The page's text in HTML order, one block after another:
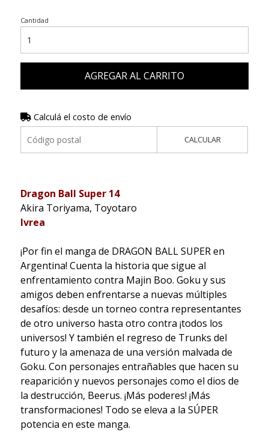
Cantidad
AGREGAR AL CARRITO
Calculá el costo de envío
CALCULAR
Dragon Ball Super 14
Akira Toriyama, Toyotaro
Ivrea
¡Por fin el manga de DRAGON BALL SUPER en
Argentina! Cuenta la historia que sigue al
enfrentamiento contra Majin Boo. Goku y sus
amigos deben enfrentarse a nuevas múltiples
desafíos: desde un torneo contra representantes
de otro universo hasta otro contra ¡todos los
universos! Y también el regreso de Trunks del
futuro y la amenaza de una versión malvada de
Goku. Con personajes entrañables que hacen su
reaparición y nuevos personajes como el dios de
la destrucción, Beerus. ¡Más poderes! ¡Más
transformaciones! Todo se eleva a la SÚPER
potencia en este manga.